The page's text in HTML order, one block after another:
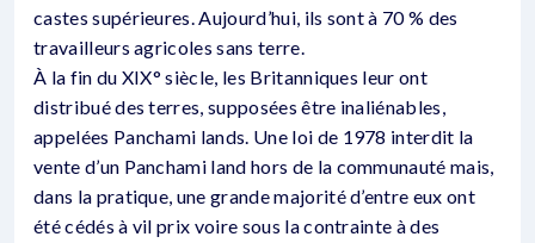
castes supérieures. Aujourd’hui, ils sont à 70 % des
travailleurs agricoles sans terre.
À la fin du XIX° siècle, les Britanniques leur ont
distribué des terres, supposées être inaliénables,
appelées Panchami lands. Une loi de 1978 interdit la
vente d’un Panchami land hors de la communauté mais,
dans la pratique, une grande majorité d’entre eux ont
été cédés à vil prix voire sous la contrainte à des